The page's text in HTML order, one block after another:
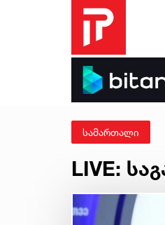
სამართალი
LIVE: